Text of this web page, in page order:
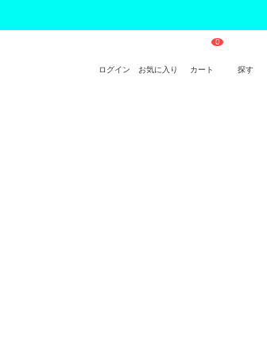
ログイン お気に入り カート 探す